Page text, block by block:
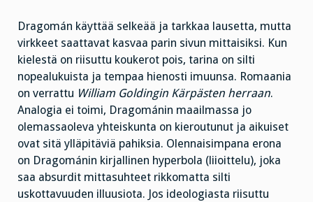
Dragomán käyttää selkeää ja tarkkaa lausetta, mutta
virkkeet saattavat kasvaa parin sivun mittaisiksi. Kun
kielestä on riisuttu koukerot pois, tarina on silti
nopealukuista ja tempaa hienosti imuunsa. Romaania
on verrattu William Goldingin Kärpästen herraan.
Analogia ei toimi, Dragománin maailmassa jo
olemassaoleva yhteiskunta on kieroutunut ja aikuiset
ovat sitä ylläpitäviä pahiksia. Olennaisimpana erona
on Dragománin kirjallinen hyperbola (liioittelu), joka
saa absurdit mittasuhteet rikkomatta silti
uskottavuuden illuusiota. Jos ideologiasta riisuttu